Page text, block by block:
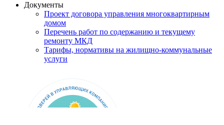
Документы
Проект договора управления многоквартирным
домом
Перечень работ по содержанию и текущему
ремонту МКД
Тарифы, нормативы на жилищно-коммунальные
услуги